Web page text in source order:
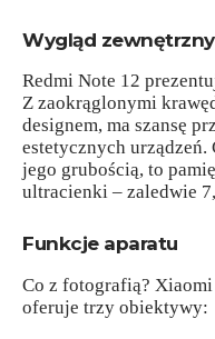
Wygląd zewnętrzny
Redmi Note 12
Z zaokrąglonymi
designem, ma szansę
estetycznych urządzeń.
jego grubością, to
ultracienki – zaledwie
Funkcje aparatu
Co z fotografią?
oferuje trzy obiektywy: